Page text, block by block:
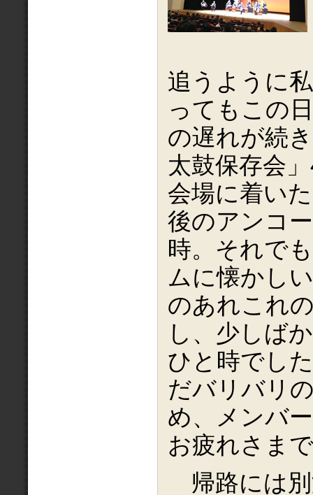
追うように
ってもこの
の遅れが続
太鼓保存会
会場に着い
後のアンコ
時。それで
ムに懐かし
のあれこれ
し、少しば
ひと時でし
だバリバリ
め、メンバ
お疲れさま
帰路には